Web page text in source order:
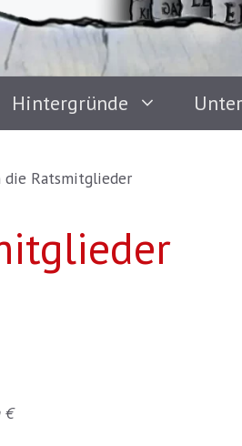
Hintergründe
Ratsmitglieder
€